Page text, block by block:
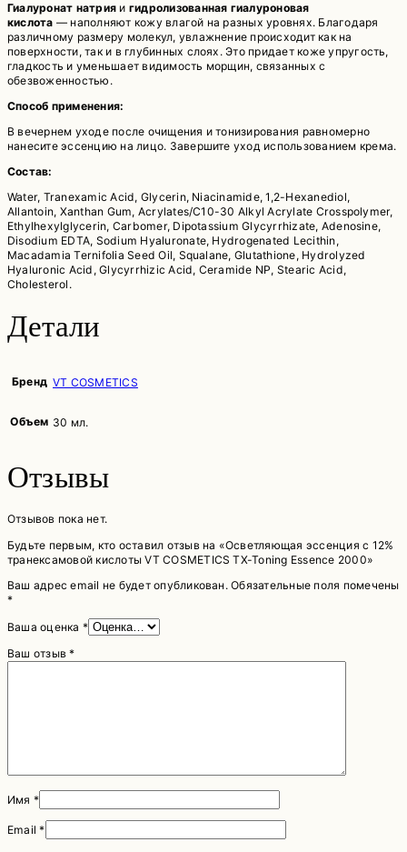
Гиалуронат натрия и гидролизованная гиалуроновая
кислота — наполняют кожу влагой на разных уровнях. Благодаря
различному размеру молекул, увлажнение происходит как на
поверхности, так и в глубинных слоях. Это придает коже упругость,
гладкость и уменьшает видимость морщин, связанных с
обезвоженностью.
Способ применения:
В вечернем уходе после очищения и тонизирования равномерно
нанесите эссенцию на лицо. Завершите уход использованием крема.
Состав:
Water, Tranexamic Acid, Glycerin, Niacinamide, 1,2-Hexanediol,
Allantoin, Xanthan Gum, Acrylates/C10-30 Alkyl Acrylate Crosspolymer,
Ethylhexylglycerin, Carbomer, Dipotassium Glycyrrhizate, Adenosine,
Disodium EDTA, Sodium Hyaluronate, Hydrogenated Lecithin,
Macadamia Ternifolia Seed Oil, Squalane, Glutathione, Hydrolyzed
Hyaluronic Acid, Glycyrrhizic Acid, Ceramide NP, Stearic Acid,
Cholesterol.
Детали
Бренд VT COSMETICS
Объем 30 мл.
Отзывы
Отзывов пока нет.
Будьте первым, кто оставил отзыв на «Осветляющая эссенция с 12%
транексамовой кислоты VT COSMETICS TX-Toning Essence 2000»
Ваш адрес email не будет опубликован. Обязательные поля помечены
*
Ваша оценка *
Ваш отзыв*
Имя *
Email*